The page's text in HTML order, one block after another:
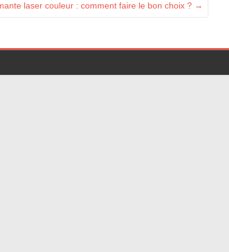
laser couleur : comment faire le bon choix ? →